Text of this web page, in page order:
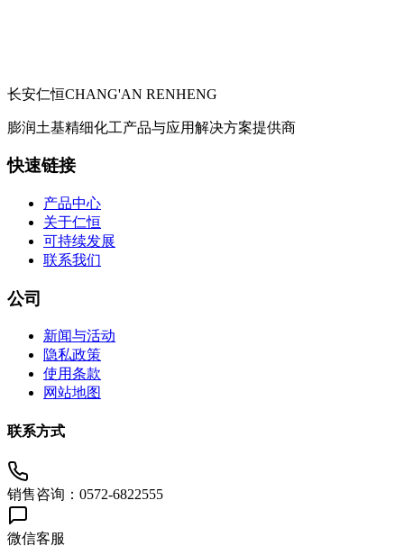
长安仁恒CHANG'AN RENHENG
膨润土基精细化工产品与应用解决方案提供商
快速链接
产品中心
关于仁恒
可持续发展
联系我们
公司
新闻与活动
隐私政策
使用条款
网站地图
联系方式
销售咨询：0572-6822555
微信客服